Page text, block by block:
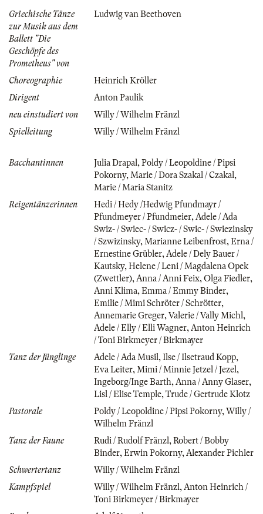
Griechische Tänze
zur Musik aus dem
Ballett "Die
Geschöpfe des
Prometheus" von
Ludwig van Beethoven
Choreographie
Heinrich Kröller
Dirigent
Anton Paulik
neu einstudiert von
Willy / Wilhelm Fränzl
Spielleitung
Willy / Wilhelm Fränzl
Bacchantinnen Julia Drapal , Poldy / Leopoldine / Pipsi
Pokorny, Marie / Dora Szakal / Czakal ,
Marie / Maria Stanitz
Reigentänzerinnen
Hedi / Hedy /Hedwig Pfundmayr /
Pfundmeyer / Pfundmeier, Adele / Ada
Swiz- / Swiec- / Swicz- / Swic- / Swiezinsky
/ Szwizinsky, Marianne Leibenfrost, Erna /
Ernestine Grübler, Adele / Dely Bauer /
Kautsky, Helene / Leni / Magdalena Opek
(Zwettler), Anna / Anni Feix, Olga Fiedler,
Anni Klima, Emma / Emmy Binder,
Emilie / Mimi Schröter / Schrötter,
Annemarie Greger, Valerie / Vally Michl ,
Adele / Elly / Elli Wagner, Anton Heinrich
/ Toni Birkmeyer / Birkmayer
Tanz der Jünglinge
Adele / Ada Musil , Ilse / Ilsetraud Kopp,
Eva Leiter, Mimi / Minnie Jetzel / Jezel ,
Ingeborg/Inge Barth, Anna / Anny Glaser,
Lisl / Elise Temple, Trude / Gertrude Klotz
Pastorale
Poldy / Leopoldine / Pipsi Pokorny, Willy /
Wilhelm Fränzl
Tanz der Faune
Rudi / Rudolf Fränzl , Robert / Bobby
Binder, Erwin Pokorny, Alexander Pichler
Schwertertanz
Willy / Wilhelm Fränzl
Kampfspiel
Willy / Wilhelm Fränzl , Anton Heinrich /
Toni Birkmeyer / Birkmayer